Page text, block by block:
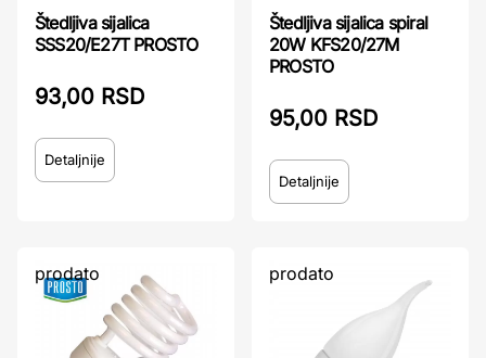
Štedljiva sijalica
SSS20/E27T PROSTO
93,00 RSD
Detaljnije
Štedljiva sijalica spiral
20W KFS20/27M
PROSTO
95,00 RSD
Detaljnije
prodato prodato